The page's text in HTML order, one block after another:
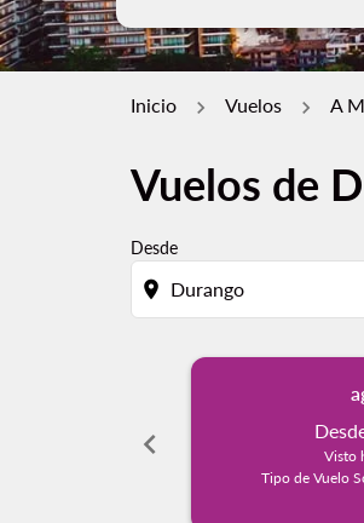
Inicio Vuelos A
Vuelos de
Desde
location_on
chevron_left
Visto
Tipo de Vuelo